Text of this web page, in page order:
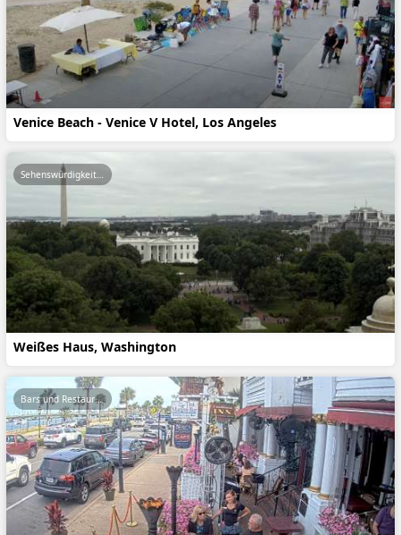
Venice Beach - Venice V Hotel, Los Angeles
Weißes Haus, Washington
Sehenswürdigkeiten
Bars und Restaurants